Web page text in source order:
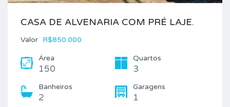
CASA DE ALVENARIA COM PRÉ LAJE.
Valor R$850.000
Área
150
Quartos
3
Banheiros
2
Garagens
1